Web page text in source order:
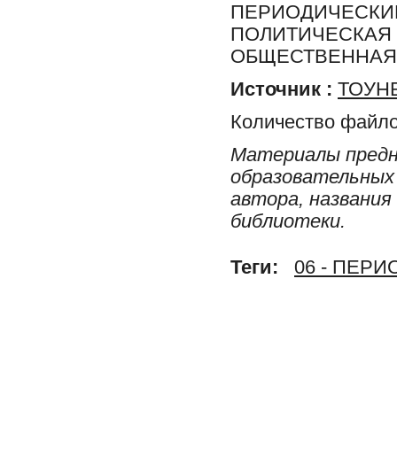
Источник :
Количество
Материалы
автора,
библиотеки.
Теги: 06 -